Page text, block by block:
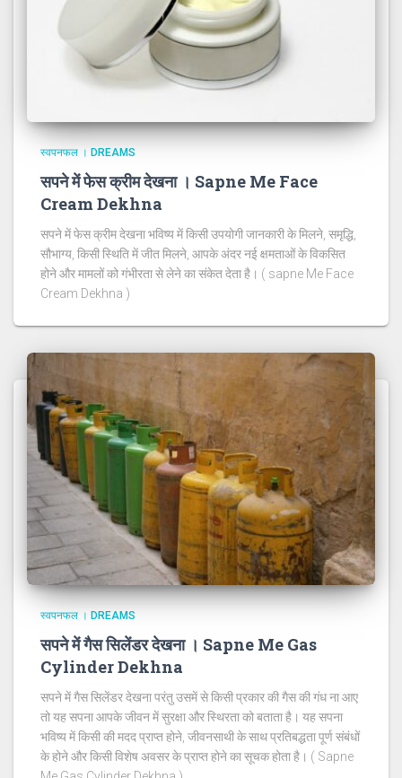
स्वपनफल । DREAMS
सपने में फेस क्रीम देखना । Sapne Me Face
Cream Dekhna
सपने में फेस क्रीम देखना भविष्य में किसी उपयोगी जानकारी के मिलने, समृद्धि,
सौभाग्य, किसी स्थिति में जीत मिलने, आपके अंदर नई क्षमताओं के विकसित
होने और मामलों को गंभीरता से लेने का संकेत देता है। ( sapne Me Face
Cream Dekhna )
स्वपनफल । DREAMS
सपने में गैस सिलेंडर देखना । Sapne Me Gas
Cylinder Dekhna
सपने में गैस सिलेंडर देखना परंतु उसमें से किसी प्रकार की गैस की गंध ना आए
तो यह सपना आपके जीवन में सुरक्षा और स्थिरता को बताता है। यह सपना
भविष्य में किसी की मदद प्राप्त होने, जीवनसाथी के साथ प्रतिबद्धता पूर्ण संबंधों
के होने और किसी विशेष अवसर के प्राप्त होने का सूचक होता है। ( Sapne